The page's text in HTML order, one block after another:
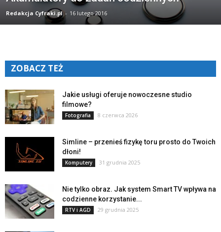
Redakcja Cyfraki.pl - 16 lutego 2016
ZOBACZ TEŻ
Jakie usługi oferuje nowoczesne studio
filmowe?
Fotografia 8 czerwca 2026
Simline – przenieś fizykę toru prosto do Twoich
dłoni!
Komputery 31 grudnia 2025
Nie tylko obraz. Jak system Smart TV wpływa na
codzienne korzystanie...
RTV i AGD 29 grudnia 2025